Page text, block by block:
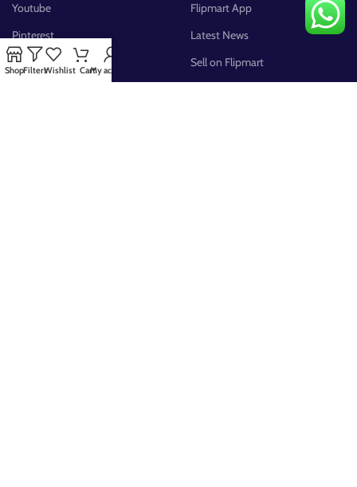
Youtube
Pinterest
FB Group
Flipmart App
Latest News
Sell on Flipmart
ShopFiltersWishlist CartMy account